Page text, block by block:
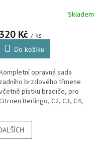
Berlingo, C2, C3, C4, C5(X7),
Skladem
320 Kč / ks
Do košíku
opravná sada
zadního brzdového třmene
pístku brzdiče, pro
Berlingo, C2, C3, C4,
(Peugeot Partner, 307,
807, 3008)